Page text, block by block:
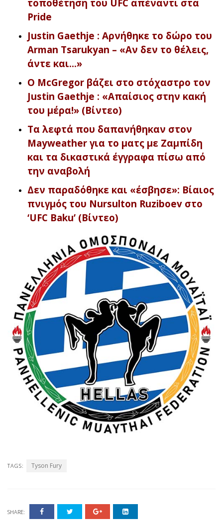
τοποθέτηση του UFC απέναντι στα
Pride
Justin Gaethje : Αρνήθηκε το δώρο του
Arman Tsarukyan – «Αν δεν το θέλεις,
άντε και…»
Ο McGregor βάζει στο στόχαστρο τον
Justin Gaethje : «Απαίσιος στην κακή
του μέρα!» (Βίντεο)
Τα λεφτά που δαπανήθηκαν στον
Mayweather για το ματς με Ζαμπίδη
και τα δικαστικά έγγραφα πίσω από
την αναβολή
Δεν παραδόθηκε και «έσβησε»: Βίαιος
πνιγμός του Nursulton Ruziboev στο
‘UFC Baku’ (Βίντεο)
TAGS: Tyson Fury
SHARE: